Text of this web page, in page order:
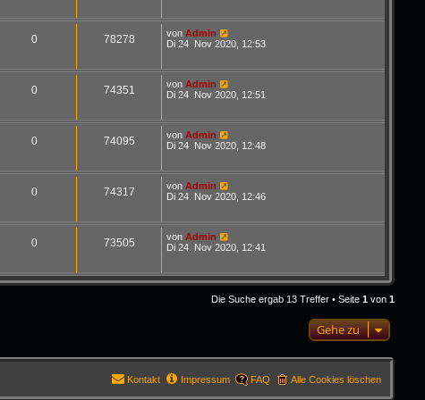
0 78278 von Admin
Di 24. Nov 2020, 12:53
0 74351 von Admin
Di 24. Nov 2020, 12:51
0 74095 von Admin
Di 24. Nov 2020, 12:48
0 74317 von Admin
Di 24. Nov 2020, 12:46
0 73505 von Admin
Di 24. Nov 2020, 12:41
Die Suche ergab 13 Treffer • Seite1 von1
Gehe zu
Alle Cookies löschen
FAQ
Impressum
Kontakt